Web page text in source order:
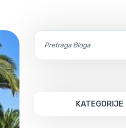
KATEGORIJE